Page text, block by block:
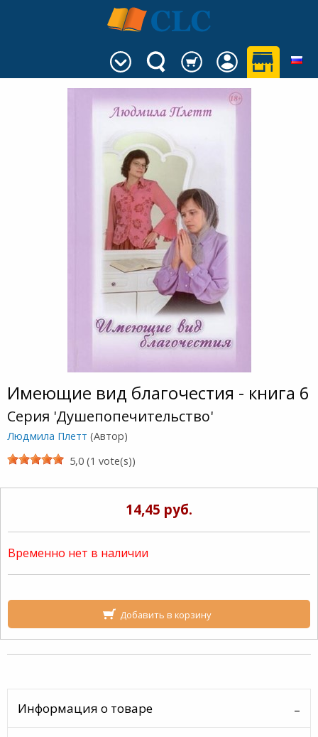
Имеющие вид благочестия - книга 6
Серия 'Душепопечительство'
Людмила Плетт (Автор)
5,0 (1 vote(s))
14,45 руб.
Временно нет в наличии
Добавить в корзину
Информация о товаре